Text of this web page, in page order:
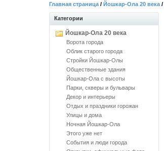
Главная страница / Йошкар-Ола 20 века /
Категории
Йошкар-Ола 20 века
Ворота города
Облик старого города
Стройки Йошкар-Олы
Общественные здания
Йошкар-Ола с высоты
Парки, скверы и бульвары
Декор и интерьеры
Отдых и праздники горожан
Улицы и дома
Ночная Йошкар-Ола
Этого уже нет
События и люди города